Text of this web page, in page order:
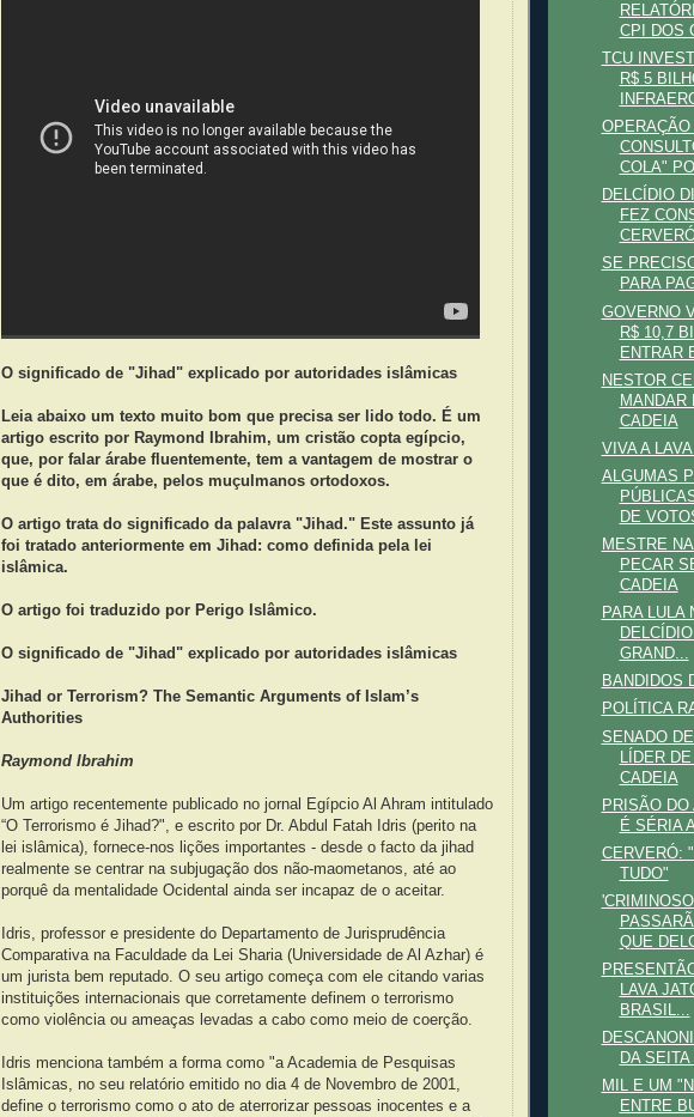
O significado de "Jihad" explicado por autoridades islâmicas
Leia abaixo um texto muito bom que precisa ser lido todo. É um
artigo escrito por Raymond Ibrahim, um cristão copta egípcio,
que, por falar árabe fluentemente, tem a vantagem de mostrar o
que é dito, em árabe, pelos muçulmanos ortodoxos.
O artigo trata do significado da palavra "Jihad." Este assunto já
foi tratado anteriormente em Jihad: como definida pela lei
islâmica.
O artigo foi traduzido por Perigo Islâmico.
O significado de "Jihad" explicado por autoridades islâmicas
Jihad or Terrorism? The Semantic Arguments of Islam’s
Authorities
Raymond Ibrahim
Um artigo recentemente publicado no jornal Egípcio Al Ahram intitulado
“O Terrorismo é Jihad?", e escrito por Dr. Abdul Fatah Idris (perito na
lei islâmica), fornece-nos lições importantes - desde o facto da jihad
realmente se centrar na subjugação dos não-maometanos, até ao
porquê da mentalidade Ocidental ainda ser incapaz de o aceitar.
Idris, professor e presidente do Departamento de Jurisprudência
Comparativa na Faculdade da Lei Sharia (Universidade de Al Azhar) é
um jurista bem reputado. O seu artigo começa com ele citando varias
instituições internacionais que corretamente definem o terrorismo
como violência ou ameaças levadas a cabo como meio de coerção.
Idris menciona também a forma como "a Academia de Pesquisas
Islâmicas, no seu relatório emitido no dia 4 de Novembro de 2001,
define o terrorismo como o ato de aterrorizar pessoas inocentes e a
CPI DOS
TCU
R$ 5
COLA"
DELCÍDIO
FEZ
SE
PARA
GOVERNO
R$ 10,7
ENTRAR
NESTOR
MANDAR
CADEIA
VIVA A
ALGUMAS
DE
MESTRE
PECAR
CADEIA
PARA LULA
GRAND...
BANDIDOS
POLÍTICA
SENADO
LÍDER
CADEIA
PRISÃO DO
É SÉRIA
CERVERÓ:
TUDO"
QUE
LAVA
BRASIL...
DA
MIL E UM
ENTRE